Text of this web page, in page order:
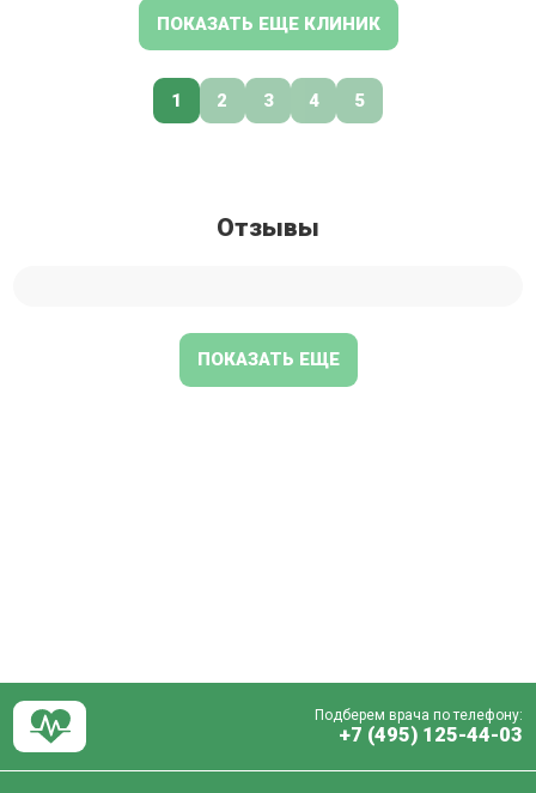
ПОКАЗАТЬ ЕЩЕ КЛИНИК
1 2 3 4 5
Отзывы
ПОКАЗАТЬ ЕЩЕ
Подберем врача по телефону:
+7 (495) 125-44-03